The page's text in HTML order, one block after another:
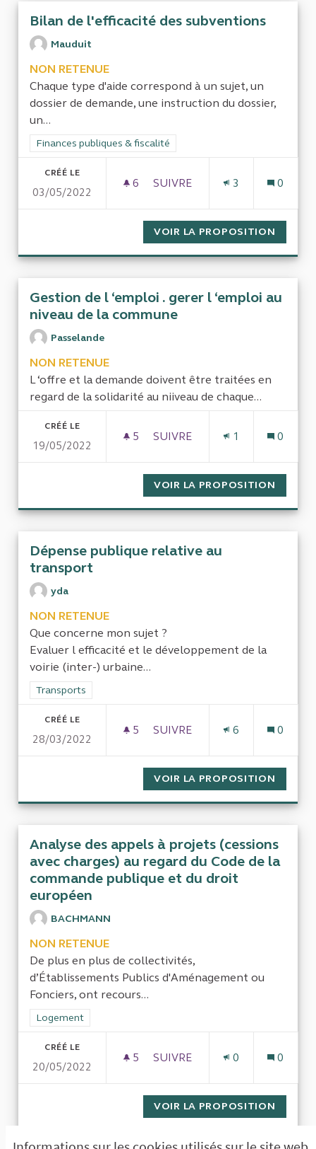
Bilan de l'efficacité des subventions
Mauduit
NON RETENUE
Chaque type d'aide correspond à un sujet, un
dossier de demande, une instruction du dossier,
un...
Filtrer les résultats de la catégorie : Finances publiques &
Finances publiques & fiscalité
CRÉÉ LE
03/05/2022
6 6 ABONNÉS
SUIVRE
3 0
VOIR LA PROPOSITION
Gestion de l ‘emploi . gerer l ‘emploi au
niveau de la commune
Passelande
NON RETENUE
L ‘offre et la demande doivent être traitées en
regard de la solidarité au niiveau de chaque...
CRÉÉ LE
19/05/2022
5 5 ABONNÉS
SUIVRE
1 0
VOIR LA PROPOSITION
Dépense publique relative au
transport
yda
NON RETENUE
Que concerne mon sujet ?
Evaluer l efficacité et le développement de la
voirie (inter-) urbaine...
Filtrer les résultats de la catégorie : Transports
Transports
CRÉÉ LE
28/03/2022
5 5 ABONNÉS
SUIVRE
6 0
VOIR LA PROPOSITION
Analyse des appels à projets (cessions
avec charges) au regard du Code de la
commande publique et du droit
européen
BACHMANN
NON RETENUE
De plus en plus de collectivités,
d’Établissements Publics d'Aménagement ou
Fonciers, ont recours...
Filtrer les résultats de la catégorie : Logement
Logement
CRÉÉ LE
20/05/2022
5 5 ABONNÉS
SUIVRE
0 0
VOIR LA PROPOSITION